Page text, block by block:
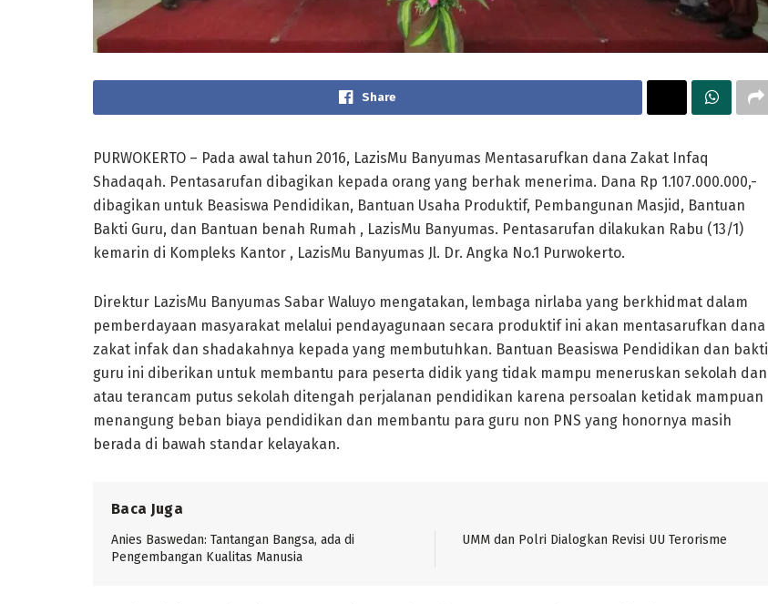
Share
PURWOKERTO – Pada awal tahun 2016, LazisMu Banyumas Mentasarufkan dana Zakat Infaq
Shadaqah. Pentasarufan dibagikan kepada orang yang berhak menerima. Dana Rp 1.107.000.000,-
dibagikan untuk Beasiswa Pendidikan, Bantuan Usaha Produktif, Pembangunan Masjid, Bantuan
Bakti Guru, dan Bantuan benah Rumah , LazisMu Banyumas. Pentasarufan dilakukan Rabu (13/1)
kemarin di Kompleks Kantor , LazisMu Banyumas Jl. Dr. Angka No.1 Purwokerto.
Direktur LazisMu Banyumas Sabar Waluyo mengatakan, lembaga nirlaba yang berkhidmat dalam
pemberdayaan masyarakat melalui pendayagunaan secara produktif ini akan mentasarufkan dana
zakat infak dan shadakahnya kepada yang membutuhkan. Bantuan Beasiswa Pendidikan dan bakti
guru ini diberikan untuk membantu para peserta didik yang tidak mampu meneruskan sekolah dan
atau terancam putus sekolah ditengah perjalanan pendidikan karena persoalan ketidak mampuan
menangung beban biaya pendidikan dan membantu para guru non PNS yang honornya masih
berada di bawah standar kelayakan.
Baca Juga
Anies Baswedan: Tantangan Bangsa, ada di
Pengembangan Kualitas Manusia
UMM dan Polri Dialogkan Revisi UU Terorisme